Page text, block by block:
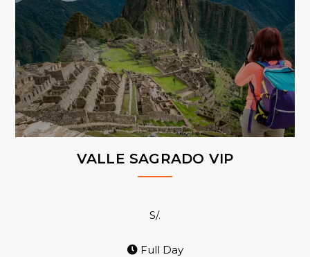
VALLE SAGRADO VIP
S/.
Full Day